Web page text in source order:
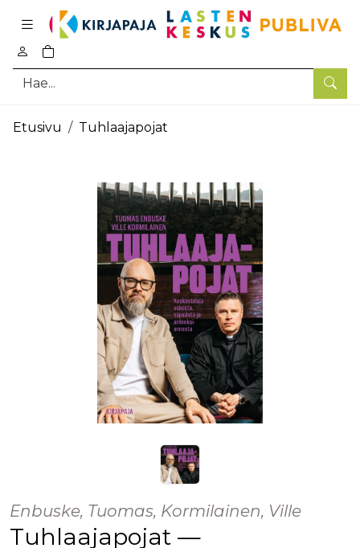
Hae
0
tuotetta ostoskorissa
Pääsisältö
Etusivu Tuhlaajapojat
Enbuske, Tuomas, Kormilainen, Ville
Tuhlaajapojat —